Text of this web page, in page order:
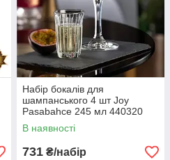
Набір бокалів для
шампанського 4 шт Joy
Pasabahce 245 мл 440320
В наявності
731 ₴/набір